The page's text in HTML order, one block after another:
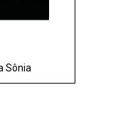
Sônia